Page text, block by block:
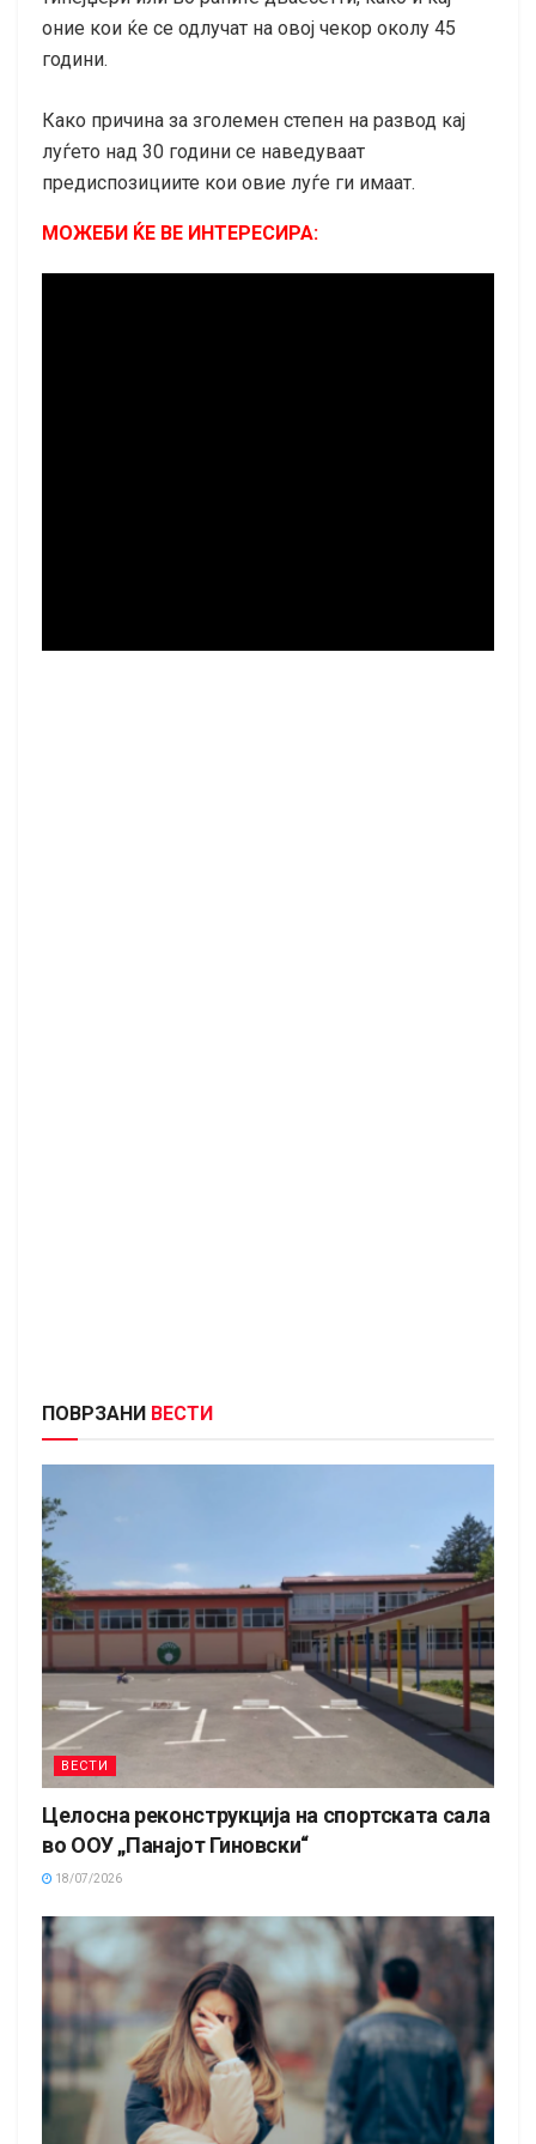
оние кои ќе се одлучат на овој чекор околу 45
години.
Како причина за зголемен степен на развод кај
луѓето над 30 години се наведуваат
предиспозициите кои овие луѓе ги имаат.
МОЖЕБИ ЌЕ ВЕ ИНТЕРЕСИРА:
ПОВРЗАНИ ВЕСТИ
ВЕСТИ
Целосна реконструкција на спортската сала
во ООУ „Панајот Гиновски“
18/07/2026